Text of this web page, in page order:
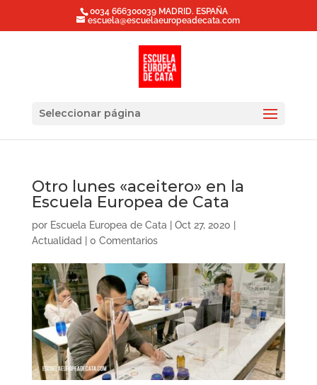
0034 666300039 MADRID. ESPAÑA
escuela@escuelaeuropeadecata.com
Seleccionar página
Otro lunes «aceitero» en la
Escuela Europea de Cata
por Escuela Europea de Cata Oct 27, 2020
Actualidad
0 Comentarios